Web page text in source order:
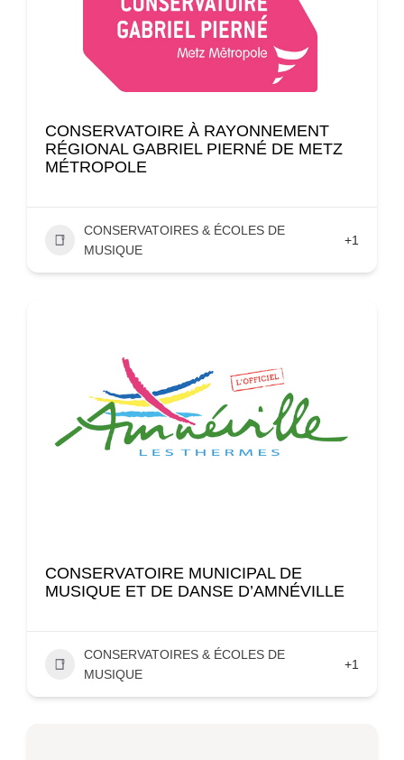
CONSERVATOIRE À RAYONNEMENT
RÉGIONAL GABRIEL PIERNÉ DE METZ
MÉTROPOLE
CONSERVATOIRES & ÉCOLES DE
MUSIQUE
+1
CONSERVATOIRE MUNICIPAL DE
MUSIQUE ET DE DANSE D’AMNÉVILLE
CONSERVATOIRES & ÉCOLES DE
MUSIQUE
+1